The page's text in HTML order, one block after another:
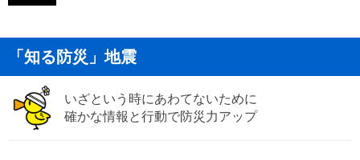
「知る防災」地震
いざという時にあわてないために
確かな情報と行動で防災力アップ